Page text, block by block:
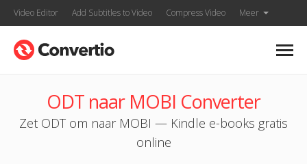
Video Editor Add Subtitles to Video Compress Video Meer
ODT naar MOBI Converter
Zet ODT om naar MOBI — Kindle e-books gratis
online